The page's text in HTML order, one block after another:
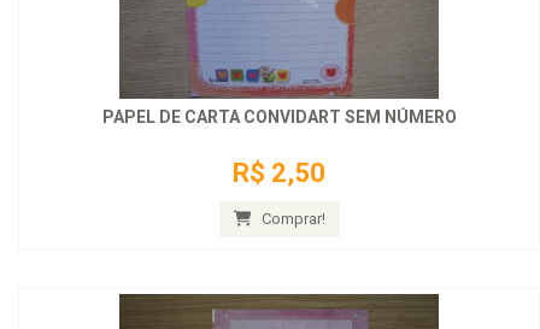
PAPEL DE CARTA CONVIDART SEM NÚMERO
R$ 2,50
Comprar!